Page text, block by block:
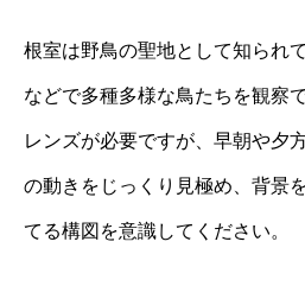
根室は野鳥の聖地として知られ
などで多種多様な鳥たちを観察
レンズが必要ですが、早朝や夕
の動きをじっくり見極め、背景
てる構図を意識してください。